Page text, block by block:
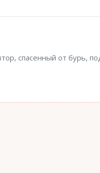
спасенный от бурь,